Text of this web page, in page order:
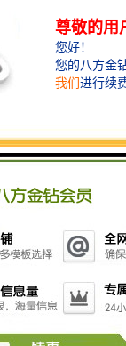
检查井：保障
在通信线缆
为通信线缆
的畅通无阻。